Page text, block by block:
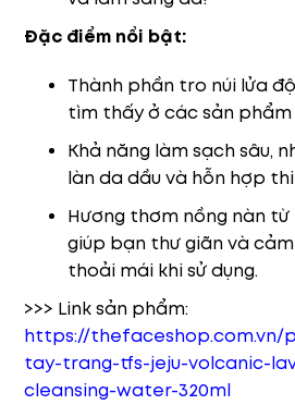
Đặc điểm nổi bật:
Thành phần tro núi lửa
tìm thấy ở các sản
Khả năng làm sạch sâu,
làn da dầu và hỗn hợp
Hương thơm nồng nàn
giúp bạn thư giãn và
thoải mái khi sử dụng.
>>> Link sản phẩm:
https://thefaceshop.com.vn/
tay-trang-tfs-jeju-volcanic-
cleansing-water-320ml